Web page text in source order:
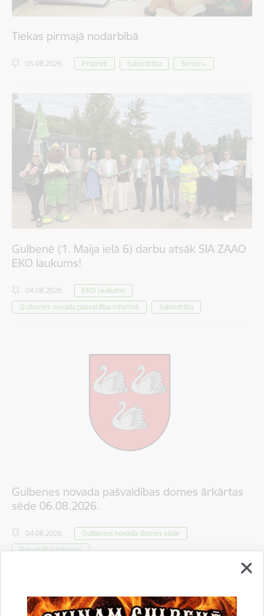
Tiekas pirmajā nodarbībā
05.08.2026. Projekti Sabiedrība Senior+
Gulbenē (1. Maija ielā 6) darbu atsāk SIA ZAAO
EKO laukums!
04.08.2026.
EKO laukums
Gulbenes novada pašvaldība informē
Sabiedrība
Gulbenes novada pašvaldības domes ārkārtas
sēde 06.08.2026.
04.08.2026.
Gulbenes novada domes sēde
Pašvaldība informē